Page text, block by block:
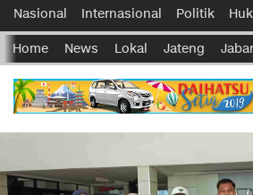
Nasional Internasional Politik
Home News Lokal Jateng Jabar